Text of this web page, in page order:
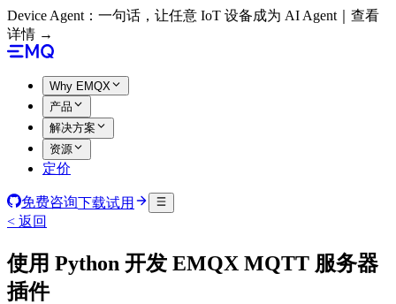
Device Agent：一句话，让任意 IoT 设备成为 AI Agent｜查看
详情 →
Why EMQX
产品
解决方案
资源
定价
免费咨询下载试用
< 返回
使用 Python 开发 EMQX MQTT 服务器
插件